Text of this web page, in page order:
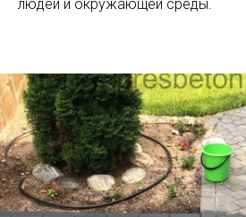
людей и окружающей среды.